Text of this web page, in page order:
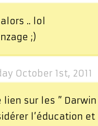
.. lol
;)
October 1st, 2011
sur les ” Darwin
l’éducation